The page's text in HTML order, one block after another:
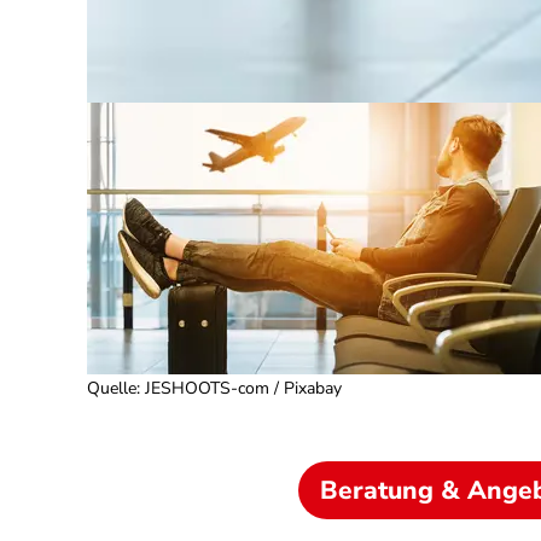
Quelle: JESHOOTS-com / Pixabay
Beratung &